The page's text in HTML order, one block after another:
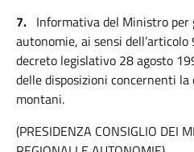
7. Informativa del Ministro
autonomie, ai sensi
decreto legislativo 28 agosto
delle disposizioni concernenti
montani.
(PRESIDENZA CONSIGLIO DEI